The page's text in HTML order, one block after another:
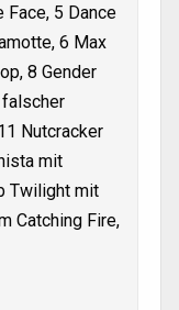
Face, 5 Dance
6 Max
8 Gender
Nutcracker
mit
Twilight mit
Catching Fire,